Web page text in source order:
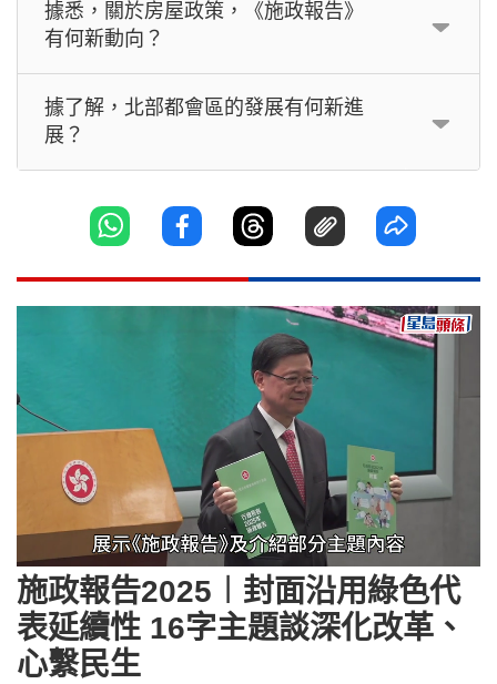
據悉，關於房屋政策，《施政報告》
有何新動向？
據了解，北部都會區的發展有何新進
展？
Unmute Loaded:
30.70%
施政報告2025︱封面沿用綠色代
表延續性 16字主題談深化改革、
心繫民生